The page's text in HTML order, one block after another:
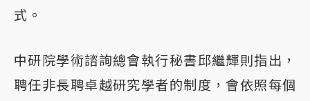
式。
中研院學術諮詢總會執行秘書邱繼輝則指出，
聘任非長聘卓越研究學者的制度，會依照每個